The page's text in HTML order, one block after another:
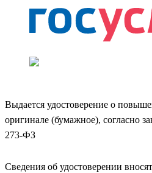
Выдается удостоверение о
оригинале (бумажное), согласно
273-ФЗ
Сведения об удостоверении